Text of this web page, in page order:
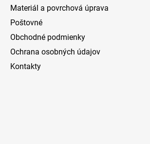
Materiál a povrchová úprava
Poštovné
Obchodné podmienky
Ochrana osobných údajov
Kontakty